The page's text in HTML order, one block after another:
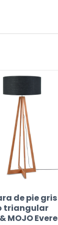
de pie gris
triangular
MOJO